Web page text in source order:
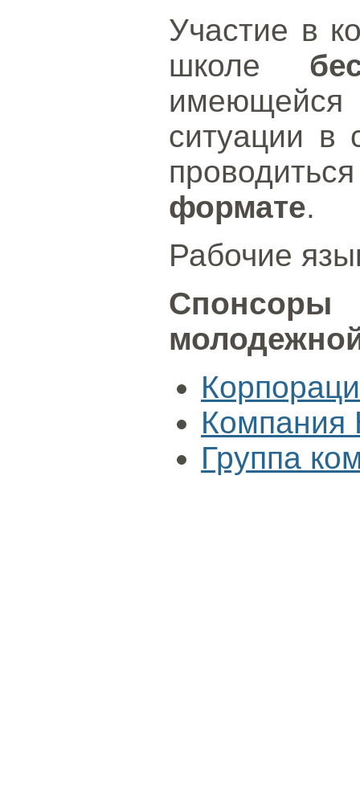
Участие в
школе
ситуации в
формате.
Рабочие
Компания
Группа